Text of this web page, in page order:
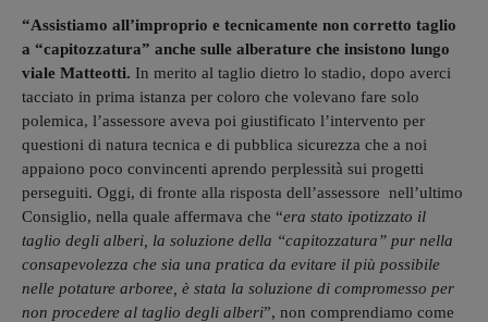
“Assistiamo all’improprio e tecnicamente non corretto taglio
a “capitozzatura” anche sulle alberature che insistono lungo
viale Matteotti. In merito al taglio dietro lo stadio, dopo averci
tacciato in prima istanza per coloro che volevano fare solo
polemica, l’assessore aveva poi giustificato l’intervento per
questioni di natura tecnica e di pubblica sicurezza che a noi
appaiono poco convincenti aprendo perplessità sui progetti
perseguiti. Oggi, di fronte alla risposta dell’assessore nell’ultimo
Consiglio, nella quale affermava che “era stato ipotizzato il
taglio degli alberi, la soluzione della “capitozzatura” pur nella
consapevolezza che sia una pratica da evitare il più possibile
nelle potature arboree, è stata la soluzione di compromesso per
non procedere al taglio degli alberi”, non comprendiamo come